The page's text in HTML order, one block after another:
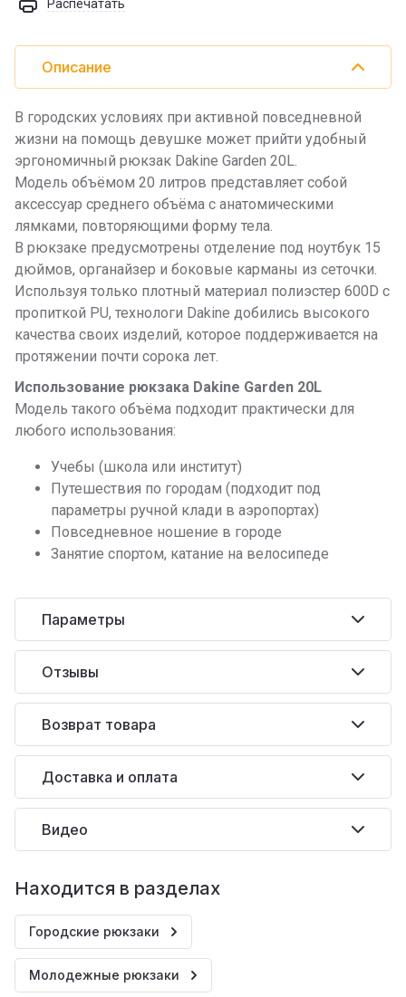
Распечатать
Описание
В городских условиях при активной повседневной
жизни на помощь девушке может прийти удобный
эргономичный рюкзак Dakine Garden 20L.
Модель объёмом 20 литров представляет собой
аксессуар среднего объёма с анатомическими
лямками, повторяющими форму тела.
В рюкзаке предусмотрены отделение под ноутбук 15
дюймов, органайзер и боковые карманы из сеточки.
Используя только плотный материал полиэстер 600D с
пропиткой PU, технологи Dakine добились высокого
качества своих изделий, которое поддерживается на
протяжении почти сорока лет.
Использование рюкзака Dakine Garden 20L
Модель такого объёма подходит практически для
любого использования:
Учебы (школа или институт)
Путешествия по городам (подходит под
параметры ручной клади в аэропортах)
Повседневное ношение в городе
Занятие спортом, катание на велосипеде
Параметры
Отзывы
Возврат товара
Доставка и оплата
Видео
Находится в разделах
Городские рюкзаки
Молодежные рюкзаки